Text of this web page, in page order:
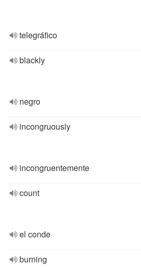
telegráfico
blackly
negro
incongruously
incongruentemente
count
el conde
burning